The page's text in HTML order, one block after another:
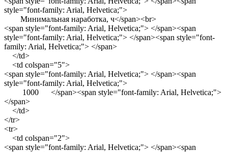
style="font-family: Arial, Helvetica;">
Минимальная наработка, ч</span><br>
<span style="font-family: Arial, Helvetica;"> </span><span
style="font-family: Arial, Helvetica;"> </span><span style="font-
family: Arial, Helvetica;"> </span>
</td>
<td colspan="5">
<span style="font-family: Arial, Helvetica;"> </span><span
style="font-family: Arial, Helvetica;">
1000 </span><span style="font-family: Arial, Helvetica;">
</span>
</td>
</tr>
<tr>
<td colspan="2">
<span style="font-family: Arial, Helvetica;"> </span><span